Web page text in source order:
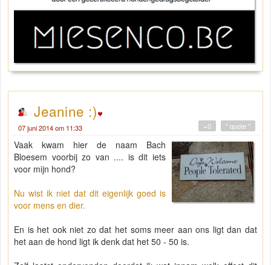
Jeanine :)
07 juni 2014 om 11:33 " quote "
+0
Vaak kwam hier de naam Bach
Bloesem voorbij zo van .... is dit iets
voor mijn hond?
Nu wist ik niet dat dit eigenlijk goed is
voor mens en dier.
En is het ook niet zo dat het soms meer aan ons ligt dan dat
het aan de hond ligt ik denk dat het 50 - 50 is.